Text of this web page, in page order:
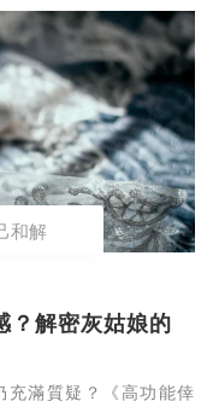
和解
？解密灰姑娘的
充滿質疑？《高功能倖